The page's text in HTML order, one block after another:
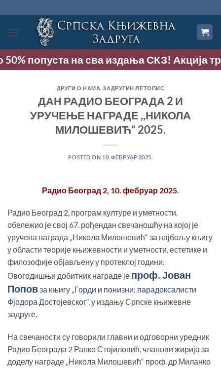
на
садржај
попуста на сва издања СКЗ! Акција
ДРУГИ О НАМА ,ЗАДРУГИН ЛЕТОПИС
ДАН РАДИО БЕОГРАДА 2 И
УРУЧЕЊЕ НАГРАДЕ ,,НИКОЛА
МИЛОШЕВИЋ“ 2025.
POSTED ON 10. ФЕБРУАР 2025.
Радио Београд 2, 10. фебруар 2025.
Радио Београд 2, програм културе и уметности,
обележио је свој 67. рођендан свечаношћу на којој је
уручена награда „Никола Милошевић“ за најбољу књигу
у области теорије књижевности и уметности, естетике и
филозофије објављену у протеклој години.
Овогодишњи добитник награде је проф. Јован
Поповза књигу „Горди и понизни: парадоксалисти
Фјодора Достојевског“, у издању Српске књижевне
задруге.
На свечаности су говорили главни и одговорни уредник
Радио Београда 2 Ранко Стојиловић, чланови жирија за
доделу награде „Никола Милошевић“ проф. др Миланко